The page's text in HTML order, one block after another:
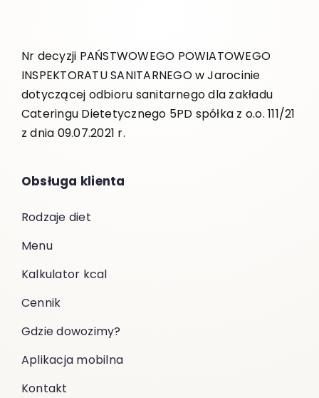
Nr decyzji PAŃSTWOWEGO POWIATOWEGO
INSPEKTORATU SANITARNEGO w Jarocinie
dotyczącej odbioru sanitarnego dla zakładu
Cateringu Dietetycznego 5PD spółka z o.o. 111/21
z dnia 09.07.2021 r.
Obsługa klienta
Rodzaje diet
Menu
Kalkulator kcal
Cennik
Gdzie dowozimy?
Aplikacja mobilna
Kontakt